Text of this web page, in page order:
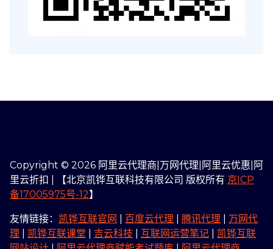
Copyright © 2026 阿里云代理商|万网代理|阿里云优惠|阿
里云折扣 | 【北京凯铧互联科技有限公司 版权所有 京ICP
备17005975号-12】
友情链接： 凯铧互联官网 百度云代理 腾讯代理
万网代
理
凯铧互联课堂 吉云科技 互联网运营笔记
凯铧互联